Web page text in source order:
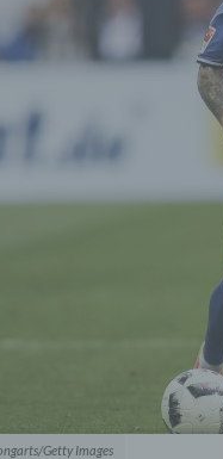
Getty Images